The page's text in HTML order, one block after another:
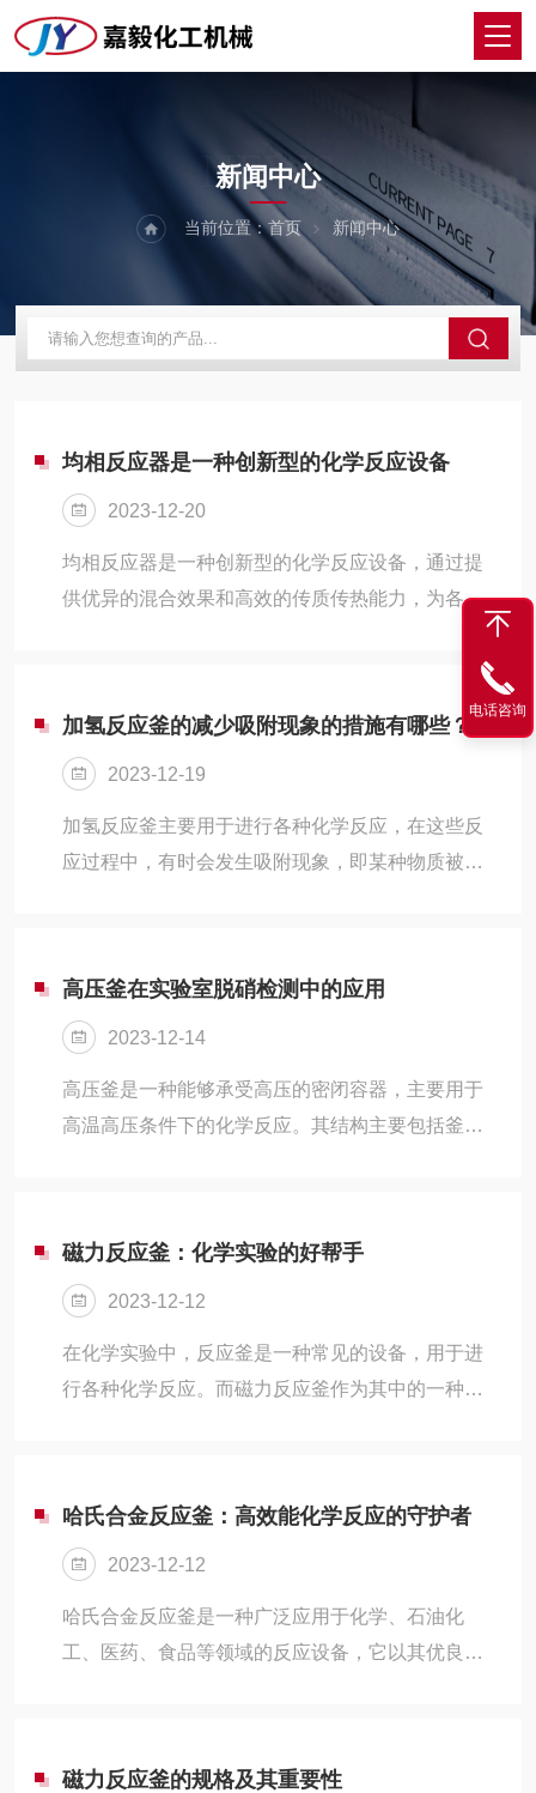
NEWS
新闻中心
当前位置：首页 新闻中心
均相反应器是一种创新型的化学反应设备
2023-12-20
均相反应器是一种创新型的化学反应设备，通过提
供优异的混合效果和高效的传质传热能力，为各种
加氢反应釜的减少吸附现象的措施有哪些？
2023-12-19
加氢反应釜主要用于进行各种化学反应，在这些反
应过程中，有时会发生吸附现象，即某种物质被吸
物、产物或催化剂，而吸附剂则是反应釜的内壁。
高压釜在实验室脱硝检测中的应用
2023-12-14
高压釜是一种能够承受高压的密闭容器，主要用于
高温高压条件下的化学反应。其结构主要包括釜
学反应。
磁力反应釜：化学实验的好帮手
2023-12-12
在化学实验中，反应釜是一种常见的设备，用于进
行各种化学反应。而磁力反应釜作为其中的一种创
哈氏合金反应釜：高效能化学反应的守护者
2023-12-12
哈氏合金反应釜是一种广泛应用于化学、石油化
工、医药、食品等领域的反应设备，它以其优良的
磁力反应釜的规格及其重要性
电话咨询